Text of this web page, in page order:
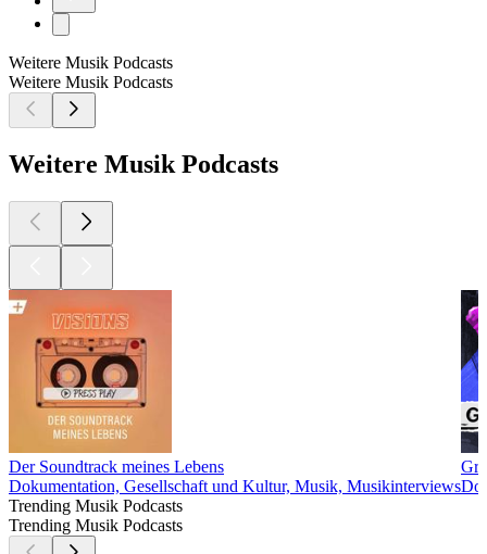
Weitere Musik Podcasts
Weitere Musik Podcasts
Weitere Musik Podcasts
Der Soundtrack meines Lebens
Dokumentation, Gesellschaft und Kultur, Musik, Musikinterviews
Trending Musik Podcasts
Trending Musik Podcasts